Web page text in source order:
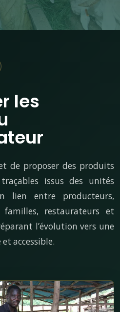
les
de proposer des produits
issus des unités
lien entre producteurs,
familles, restaurateurs et
l’évolution vers une
accessible.